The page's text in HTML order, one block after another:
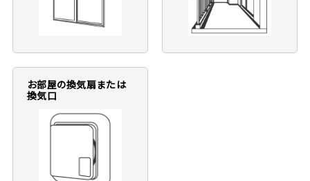
お部屋の換気扇または
換気口